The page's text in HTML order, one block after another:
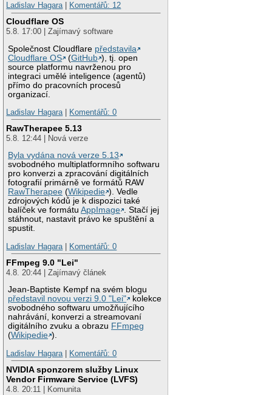
Ladislav Hagara| Komentářů: 12
Cloudflare OS
5.8. 17:00 | Zajímavý software
Společnost Cloudflare představila
Cloudflare OS
(GitHub ), tj. open
source platformu navrženou pro
integraci umělé inteligence (agentů)
přímo do pracovních procesů
organizací.
Ladislav Hagara| Komentářů: 0
RawTherapee 5.13
5.8. 12:44 | Nová verze
Byla vydána nová verze 5.13
svobodného multiplatformního softwaru
pro konverzi a zpracování digitálních
fotografií primárně ve formátů RAW
RawTherapee (Wikipedie ). Vedle
zdrojových kódů je k dispozici také
balíček ve formátuAppImage . Stačí jej
stáhnout, nastavit právo ke spuštění a
spustit.
Ladislav Hagara| Komentářů: 0
FFmpeg 9.0 "Lei"
4.8. 20:44 | Zajímavý článek
Jean-Baptiste Kempf na svém blogu
představil novou verzi 9.0 "Lei"
kolekce
svobodného softwaru umožňujícího
nahrávání, konverzi a streamovaní
digitálního zvuku a obrazu FFmpeg
(Wikipedie ).
Ladislav Hagara| Komentářů: 0
NVIDIA sponzorem služby Linux
Vendor Firmware Service (LVFS)
4.8. 20:11 | Komunita